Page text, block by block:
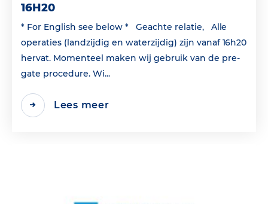
16H20
* For English see below * Geachte relatie, Alle
operaties (landzijdig en waterzijdig) zijn vanaf 16h20
hervat. Momenteel maken wij gebruik van de pre-
gate procedure. Wi...
Lees meer